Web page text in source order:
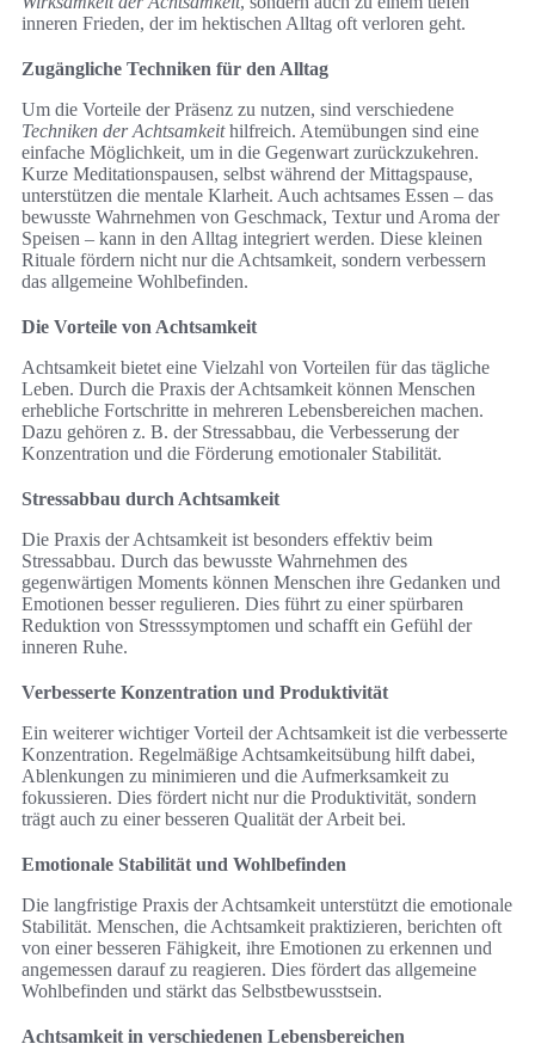
inneren Frieden, der im hektischen Alltag oft verloren geht.
Zugängliche Techniken für den Alltag
Um die Vorteile der Präsenz zu nutzen, sind verschiedene
Techniken der Achtsamkeithilfreich. Atemübungen sind eine
einfache Möglichkeit, um in die Gegenwart zurückzukehren.
Kurze Meditationspausen, selbst während der Mittagspause,
unterstützen die mentale Klarheit. Auch achtsames Essen – das
bewusste Wahrnehmen von Geschmack, Textur und Aroma der
Speisen – kann in den Alltag integriert werden. Diese kleinen
Rituale fördern nicht nur die Achtsamkeit, sondern verbessern
das allgemeine Wohlbefinden.
Die Vorteile von Achtsamkeit
Achtsamkeit bietet eine Vielzahl von Vorteilen für das tägliche
Leben. Durch die Praxis der Achtsamkeit können Menschen
erhebliche Fortschritte in mehreren Lebensbereichen machen.
Dazu gehören z. B. der Stressabbau, die Verbesserung der
Konzentration und die Förderung emotionaler Stabilität.
Stressabbau durch Achtsamkeit
Die Praxis der Achtsamkeit ist besonders effektiv beim
Stressabbau. Durch das bewusste Wahrnehmen des
gegenwärtigen Moments können Menschen ihre Gedanken und
Emotionen besser regulieren. Dies führt zu einer spürbaren
Reduktion von Stresssymptomen und schafft ein Gefühl der
inneren Ruhe.
Verbesserte Konzentration und Produktivität
Ein weiterer wichtiger Vorteil der Achtsamkeit ist die verbesserte
Konzentration. Regelmäßige Achtsamkeitsübung hilft dabei,
Ablenkungen zu minimieren und die Aufmerksamkeit zu
fokussieren. Dies fördert nicht nur die Produktivität, sondern
trägt auch zu einer besseren Qualität der Arbeit bei.
Emotionale Stabilität und Wohlbefinden
Die langfristige Praxis der Achtsamkeit unterstützt die emotionale
Stabilität. Menschen, die Achtsamkeit praktizieren, berichten oft
von einer besseren Fähigkeit, ihre Emotionen zu erkennen und
angemessen darauf zu reagieren. Dies fördert das allgemeine
Wohlbefinden und stärkt das Selbstbewusstsein.
Achtsamkeit in verschiedenen Lebensbereichen